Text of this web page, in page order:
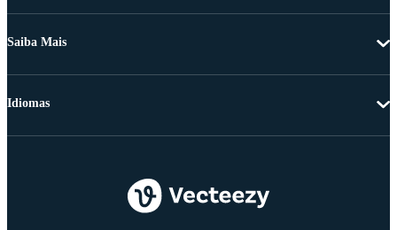
Saiba Mais
Idiomas